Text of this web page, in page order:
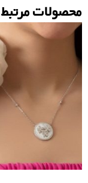
محصولات مرتبط